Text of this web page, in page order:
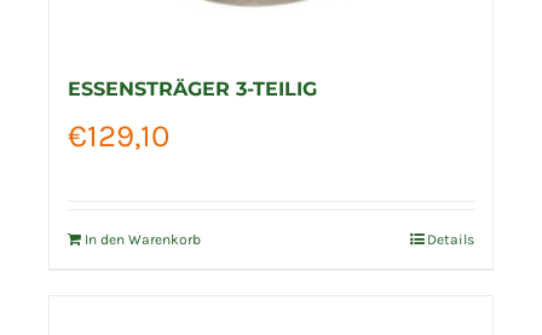
ESSENSTRÄGER 3-TEILIG
€129,10
In den Warenkorb Details